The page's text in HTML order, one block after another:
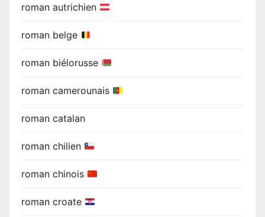
roman autrichien
roman belge
roman biélorusse
roman camerounais
roman catalan
roman chilien
roman chinois
roman croate